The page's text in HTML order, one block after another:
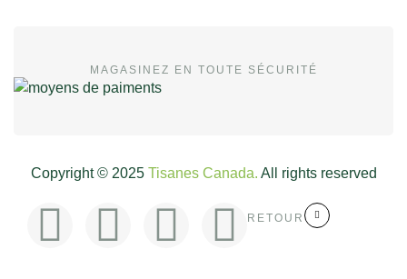
MAGASINEZ EN TOUTE SÉCURITÉ
Copyright © 2025 Tisanes Canada. All rights reserved
RETOUR